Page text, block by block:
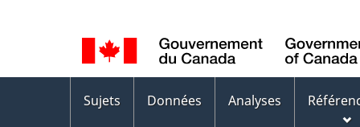
de
la
langue
des
Sujets Données Analyses